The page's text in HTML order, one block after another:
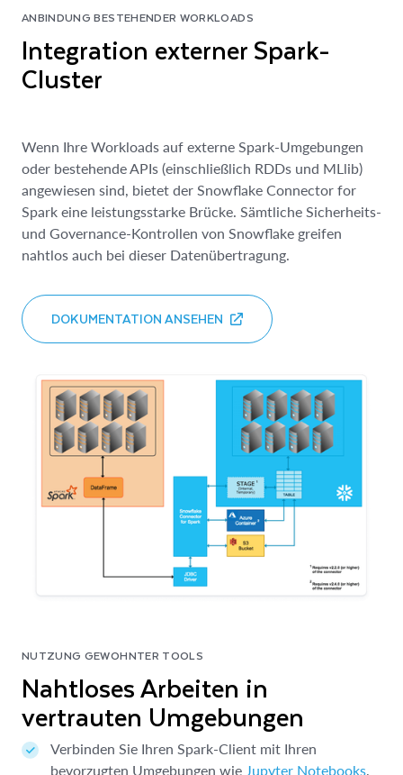
ANBINDUNG BESTEHENDER WORKLOADS
Integration externer Spark-
Cluster
Wenn Ihre Workloads auf externe Spark-Umgebungen
oder bestehende APIs (einschließlich RDDs und MLlib)
angewiesen sind, bietet der Snowflake Connector for
Spark eine leistungsstarke Brücke. Sämtliche Sicherheits-
und Governance-Kontrollen von Snowflake greifen
nahtlos auch bei dieser Datenübertragung.
DOKUMENTATION ANSEHEN
NUTZUNG GEWOHNTER TOOLS
Nahtloses Arbeiten in
vertrauten Umgebungen
Verbinden Sie Ihren Spark-Client mit Ihren
bevorzugten Umgebungen wie Jupyter Notebooks,